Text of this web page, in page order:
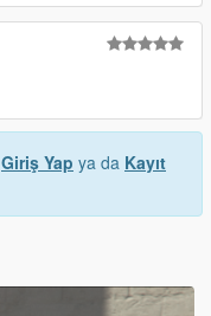
Giriş Yap ya da Kayıt